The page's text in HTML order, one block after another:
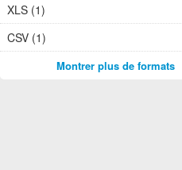
XLS (1)
CSV (1)
Montrer plus de formats